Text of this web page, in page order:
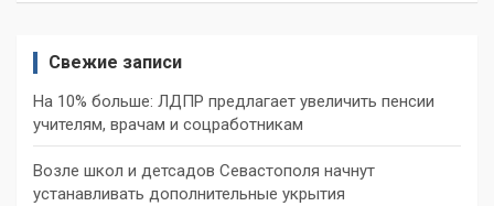
Свежие записи
На 10% больше: ЛДПР предлагает увеличить пенсии
учителям, врачам и соцработникам
Возле школ и детсадов Севастополя начнут
устанавливать дополнительные укрытия